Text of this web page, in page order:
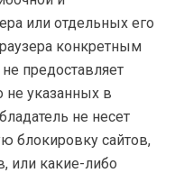
или отдельных его
конкретным
предоставляет
не указанных в
не несет
блокировку сайтов,
или какие-либо